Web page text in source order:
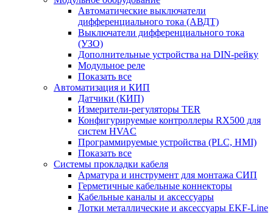
Автоматические выключатели
дифференциального тока (АВДТ)
Выключатели дифференциального тока
(УЗО)
Дополнительные устройства на DIN-рейку
Модульное реле
Показать все
Автоматизация и КИП
Датчики (КИП)
Измерители-регуляторы TER
Конфигурируемые контроллеры RX500 для
систем HVAC
Программируемые устройства (PLC, HMI)
Показать все
Системы прокладки кабеля
Арматура и инструмент для монтажа СИП
Герметичные кабельные коннекторы
Кабельные каналы и аксессуары
Лотки металлические и аксессуары EKF-Line